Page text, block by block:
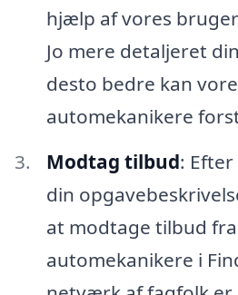
hjælp af vores
Jo mere detaljeret
desto bedre kan
automekanikere
Modtag tilbud:
din
at modtage tilbud
automekanikere i